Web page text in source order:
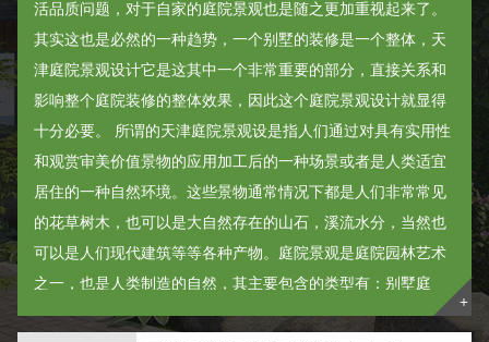
活品质问题，对于自家的庭院景观也是随之更加重视起来了。
其实这也是必然的一种趋势，一个别墅的装修是一个整体，天
津庭院景观设计它是这其中一个非常重要的部分，直接关系和
影响整个庭院装修的整体效果，因此这个庭院景观设计就显得
十分必要。 所谓的天津庭院景观设是指人们通过对具有实用性
和观赏审美价值景物的应用加工后的一种场景或者是人类适宜
居住的一种自然环境。这些景物通常情况下都是人们非常常见
的花草树木，也可以是大自然存在的山石，溪流水分，当然也
可以是人们现代建筑等等各种产物。庭院景观是庭院园林艺术
之一，也是人类制造的自然，其主要包含的类型有：别墅庭
院、入户花园和空中花园等等。 ......
+